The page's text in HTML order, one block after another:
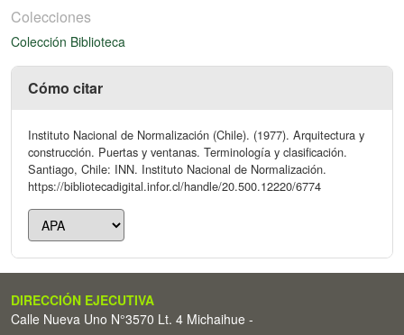
Colecciones
Colección Biblioteca
Cómo citar
Instituto Nacional de Normalización (Chile). (1977). Arquitectura y
construcción. Puertas y ventanas. Terminología y clasificación.
Santiago, Chile: INN. Instituto Nacional de Normalización.
https://bibliotecadigital.infor.cl/handle/20.500.12220/6774
DIRECCIÓN EJECUTIVA
Calle Nueva Uno N°3570 Lt. 4 Michaihue -